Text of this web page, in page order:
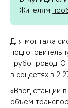
Жителям
Для монтажа
трубопровод. О
в соцсетях в
«Ввод станции
объём